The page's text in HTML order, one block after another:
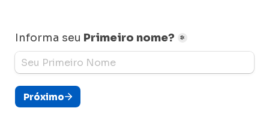
Informa seu Primeiro nome? *
Próximo